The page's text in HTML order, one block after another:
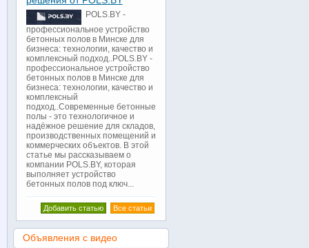
POLS.BY -
профессиональное устройство
бетонных полов в Минске для
бизнеса: технологии, качество и
комплексный подход..POLS.BY -
профессиональное устройство
бетонных полов в Минске для
бизнеса: технологии, качество и
комплексный
подход..Современные бетонные
полы - это технологичное и
надёжное решение для складов,
производственных помещений и
коммерческих объектов. В этой
статье мы рассказываем о
компании POLS.BY, которая
выполняет устройство
бетонных полов под ключ...
Все статьи
Добавить статью
Объявления с видео